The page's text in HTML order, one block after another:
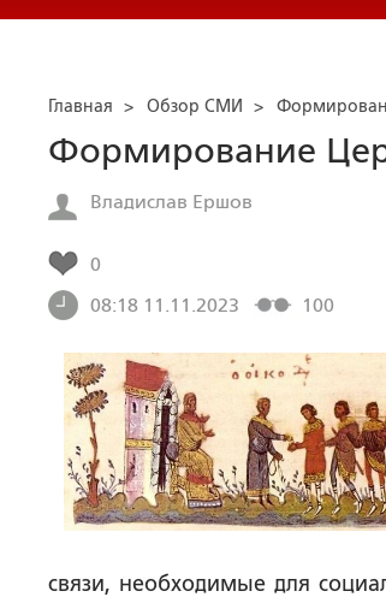
Главная > Обзор СМИ >
Формирование
Владислав Ершов
0
08:18 11.11.2023
100
связи, необходимые для